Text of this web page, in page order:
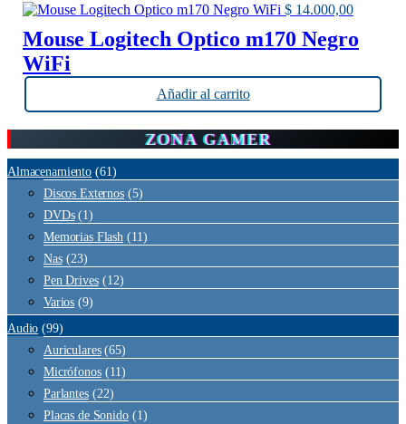
$ 14.000,00
Mouse Logitech Optico m170 Negro
WiFi
Añadir al carrito
ZONA GAMER
Almacenamiento (61)
Discos Externos (5)
DVDs (1)
Memorias Flash (11)
Nas (23)
Pen Drives (12)
Varios (9)
Audio (99)
Auriculares (65)
Micrófonos (11)
Parlantes (22)
Placas de Sonido (1)